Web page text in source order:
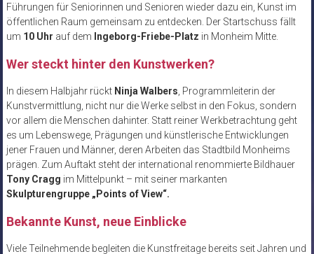
Führungen für Seniorinnen und Senioren wieder dazu ein, Kunst im
öffentlichen Raum gemeinsam zu entdecken. Der Startschuss fällt
um 10 Uhr auf dem Ingeborg-Friebe-Platz in Monheim Mitte.
Wer steckt hinter den Kunstwerken?
In diesem Halbjahr rückt Ninja Walbers , Programmleiterin der
Kunstvermittlung, nicht nur die Werke selbst in den Fokus, sondern
vor allem die Menschen dahinter. Statt reiner Werkbetrachtung geht
es um Lebenswege, Prägungen und künstlerische Entwicklungen
jener Frauen und Männer, deren Arbeiten das Stadtbild Monheims
prägen. Zum Auftakt steht der international renommierte Bildhauer
Tony Cragg im Mittelpunkt – mit seiner markanten
Skulpturengruppe „Points of View“.
Bekannte Kunst, neue Einblicke
Viele Teilnehmende begleiten die Kunstfreitage bereits seit Jahren und